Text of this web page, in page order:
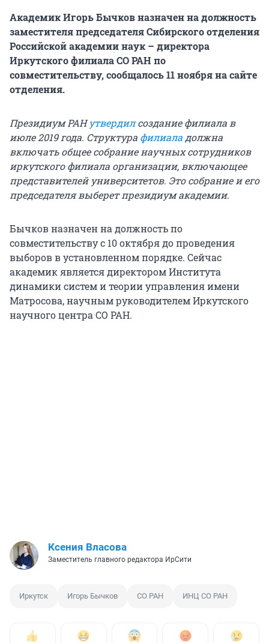
Академик Игорь Бычков назначен на должность
заместителя председателя Сибирского отделения
Российской академии наук – директора
Иркутского филиала СО РАН по
совместительству, сообщалось 11 ноября на сайте
отделения.
Президиум РАНутвердилсоздание филиала в
июле 2019 года. Структура филиала должна
включать общее собрание научных сотрудников
иркутского филиала организации, включающее
представителей университетов. Это собрание и его
председателя выберет президиум академии.
Бычков назначен на должность по
совместительству с 10 октября до проведения
выборов в установленном порядке. Сейчас
академик является директором Института
динамики систем и теории управления имени
Матросова, научным руководителем Иркутского
научного центра СО РАН.
Ксения Власова
Заместитель главного редактора ИрСити
Иркутск Игорь Бычков СО РАН ИНЦ СО РАН